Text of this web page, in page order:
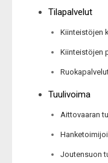
Tilapalvelut
Kiinteistöjen
Kiinteistöjen
Tuulivoima
Aittovaaran
Joutensuon